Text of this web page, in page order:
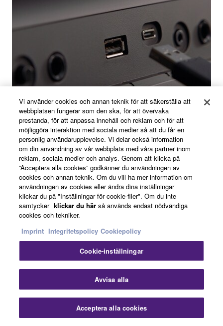
En rad olika anslutningsmöjligheter ger dig allt stöd du
behöver för att öva, spela och uppträda. Anslut en
mikrofon för att prova på att sjunga medan du spelar,
använd appen Rec'n'Share för att dela din musik med
världen och anslut till PA-system för att uppträda på
scen.
･ USB TILL ENHET: Lagra/ladda olika data till/från USB-
enheter.
･ USB TO HOST (USB-C): Skicka/ta emot ljud- och
MIDI-data till/från datorer och smarta enheter.
･ Individuell L/R-utgång: Anslut till PA-system och
･ Fotpedal: Använd en sustainpedal för att styra ljuden.
Vi använder cookies och annan teknik för att säkerställa att
webbplatsen fungerar som den ska, för att övervaka
prestanda, för att anpassa innehåll och reklam och för att
möjliggöra interaktion med sociala medier så att du får en
personlig användarupplevelse. Vi delar också information
om din användning av vår webbplats med våra partner inom
reklam, sociala medier och analys. Genom att klicka på
”Acceptera alla cookies” godkänner du användningen av
cookies och annan teknik. Om du vill ha mer information om
användningen av cookies eller ändra dina inställningar
klickar du på "Inställningar för cookie-filer". Om du inte
samtycker klickar du här så används endast nödvändiga
cookies och tekniker.
Imprint Integritetspolicy Cookiepolicy
Cookie-inställningar
Avvisa alla
Acceptera alla cookies